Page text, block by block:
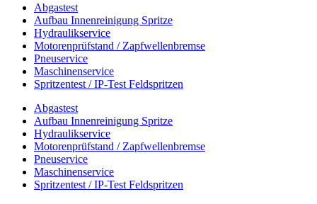
Abgastest
Aufbau Innenreinigung Spritze
Hydraulikservice
Motorenprüfstand / Zapfwellenbremse
Pneuservice
Maschinenservice
Spritzentest / IP-Test Feldspritzen
Abgastest
Aufbau Innenreinigung Spritze
Hydraulikservice
Motorenprüfstand / Zapfwellenbremse
Pneuservice
Maschinenservice
Spritzentest / IP-Test Feldspritzen